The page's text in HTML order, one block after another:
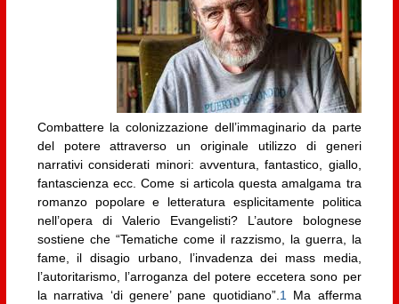
Combattere la colonizzazione dell’immaginario da parte
del potere attraverso un originale utilizzo di generi
narrativi considerati minori: avventura, fantastico, giallo,
fantascienza ecc. Come si articola questa amalgama tra
romanzo popolare e letteratura esplicitamente politica
nell’opera di Valerio Evangelisti? L’autore bolognese
sostiene che “Tematiche come il razzismo, la guerra, la
fame, il disagio urbano, l’invadenza dei mass media,
l’autoritarismo, l’arroganza del potere eccetera sono per
la narrativa ‘di genere’ pane quotidiano”. 1
Ma afferma